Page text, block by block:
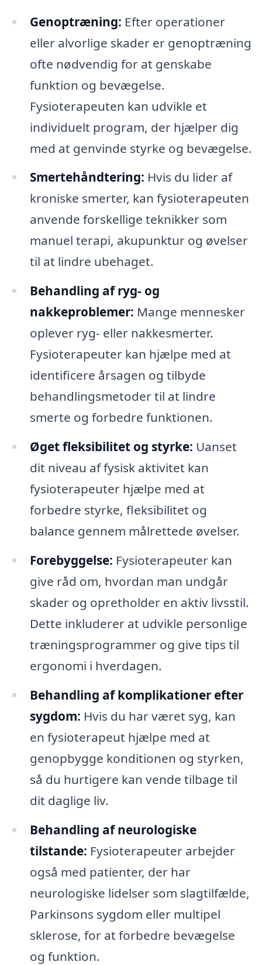
Genoptræning: Efter operationer
eller alvorlige skader er genoptræning
ofte nødvendig for at genskabe
funktion og bevægelse.
Fysioterapeuten kan udvikle et
individuelt program, der hjælper dig
med at genvinde styrke og bevægelse.
Smertehåndtering: Hvis du lider af
kroniske smerter, kan fysioterapeuten
anvende forskellige teknikker som
manuel terapi, akupunktur og øvelser
til at lindre ubehaget.
Behandling af ryg- og
nakkeproblemer: Mange mennesker
oplever ryg- eller nakkesmerter.
Fysioterapeuter kan hjælpe med at
identificere årsagen og tilbyde
behandlingsmetoder til at lindre
smerte og forbedre funktionen.
Øget fleksibilitet og styrke: Uanset
dit niveau af fysisk aktivitet kan
fysioterapeuter hjælpe med at
forbedre styrke, fleksibilitet og
balance gennem målrettede øvelser.
Forebyggelse: Fysioterapeuter kan
give råd om, hvordan man undgår
skader og opretholder en aktiv livsstil.
Dette inkluderer at udvikle personlige
træningsprogrammer og give tips til
ergonomi i hverdagen.
Behandling af komplikationer efter
sygdom: Hvis du har været syg, kan
en fysioterapeut hjælpe med at
genopbygge konditionen og styrken,
så du hurtigere kan vende tilbage til
dit daglige liv.
Behandling af neurologiske
tilstande: Fysioterapeuter arbejder
også med patienter, der har
neurologiske lidelser som slagtilfælde,
Parkinsons sygdom eller multipel
sklerose, for at forbedre bevægelse
og funktion.